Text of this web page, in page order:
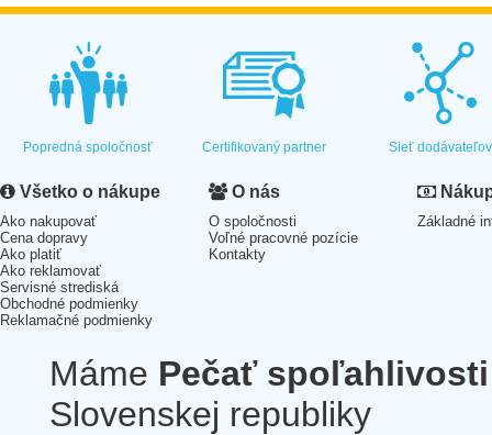
Popredná spoločnosť Certifikovaný partner Sieť dodávateľov
Všetko o nákupe
Ako nakupovať
Cena dopravy
Ako platiť
Ako reklamovať
Servisné strediská
Obchodné podmienky
Reklamačné podmienky
O nás
O spoločnosti
Voľné pracovné pozície
Kontakty
Základné
Máme Pečať spoľahlivosti
Slovenskej republiky